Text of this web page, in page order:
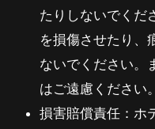
たりしないでくだ
を損傷させたり、
ないでください。
はご遠慮ください
損害賠償責任：ホ